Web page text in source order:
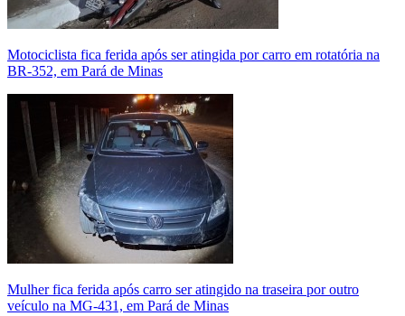
Motociclista fica ferida após ser atingida por carro em rotatória na
BR-352, em Pará de Minas
Mulher fica ferida após carro ser atingido na traseira por outro
veículo na MG-431, em Pará de Minas